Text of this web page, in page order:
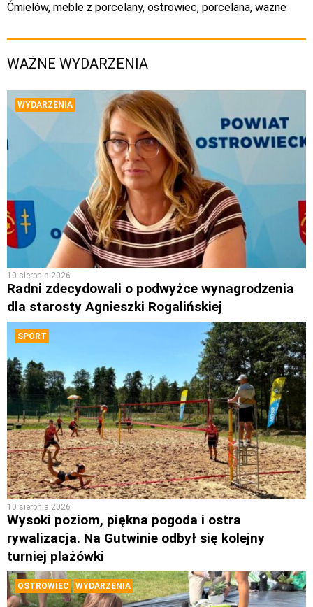
Ćmielów, meble z porcelany, ostrowiec, porcelana, wazne
WAŻNE WYDARZENIA
WYDARZENIA
10 sierpnia 2026
Radni zdecydowali o podwyżce wynagrodzenia
dla starosty Agnieszki Rogalińskiej
SPORT
10 sierpnia 2026
Wysoki poziom, piękna pogoda i ostra
rywalizacja. Na Gutwinie odbył się kolejny
turniej plażówki
OSTROWIEC WYDARZENIA